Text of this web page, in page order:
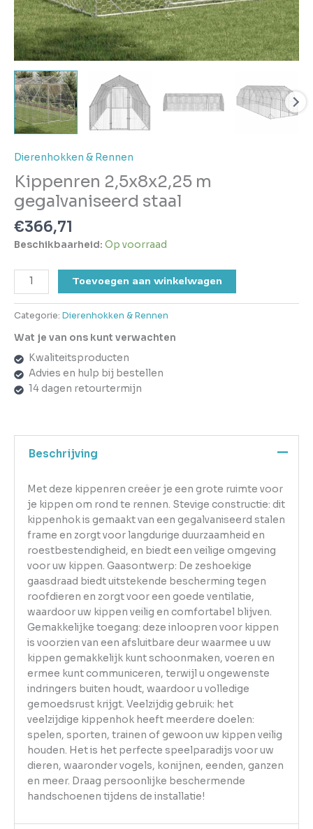
Dierenhokken & Rennen
Kippenren 2,5x8x2,25 m
gegalvaniseerd staal
€366,71
Beschikbaarheid: Op voorraad
Toevoegen aan winkelwagen
Categorie: Dierenhokken & Rennen
Wat je van ons kunt verwachten
Kwaliteitsproducten
Advies en hulp bij bestellen
14 dagen retourtermijn
Beschrijving
Met deze kippenren creëer je een grote ruimte voor
je kippen om rond te rennen. Stevige constructie: dit
kippenhok is gemaakt van een gegalvaniseerd stalen
frame en zorgt voor langdurige duurzaamheid en
roestbestendigheid, en biedt een veilige omgeving
voor uw kippen. Gaasontwerp: De zeshoekige
gaasdraad biedt uitstekende bescherming tegen
roofdieren en zorgt voor een goede ventilatie,
waardoor uw kippen veilig en comfortabel blijven.
Gemakkelijke toegang: deze inloopren voor kippen
is voorzien van een afsluitbare deur waarmee u uw
kippen gemakkelijk kunt schoonmaken, voeren en
ermee kunt communiceren, terwijl u ongewenste
indringers buiten houdt, waardoor u volledige
gemoedsrust krijgt. Veelzijdig gebruik: het
veelzijdige kippenhok heeft meerdere doelen:
spelen, sporten, trainen of gewoon uw kippen veilig
houden. Het is het perfecte speelparadijs voor uw
dieren, waaronder vogels, konijnen, eenden, ganzen
en meer. Draag persoonlijke beschermende
handschoenen tijdens de installatie!